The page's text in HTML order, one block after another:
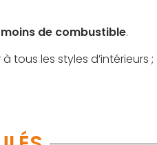
de combustible.
tous les styles